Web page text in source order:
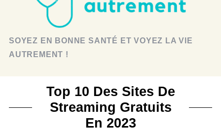
SOYEZ EN BONNE SANTÉ ET VOYEZ LA VIE
AUTREMENT !
Top 10 Des Sites De
Streaming Gratuits
En 2023